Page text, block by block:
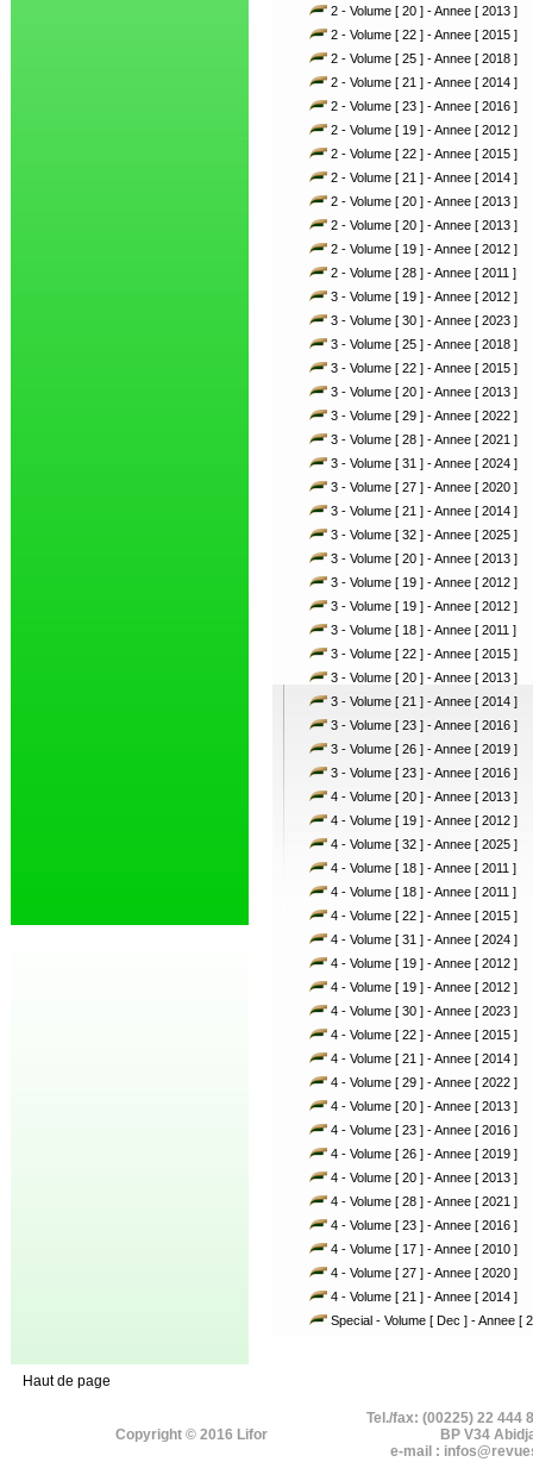
2 - Volume [ 20 ] - Annee [ 2013 ]
2 - Volume [ 22 ] - Annee [ 2015 ]
2 - Volume [ 25 ] - Annee [ 2018 ]
2 - Volume [ 21 ] - Annee [ 2014 ]
2 - Volume [ 23 ] - Annee [ 2016 ]
2 - Volume [ 19 ] - Annee [ 2012 ]
2 - Volume [ 22 ] - Annee [ 2015 ]
2 - Volume [ 21 ] - Annee [ 2014 ]
2 - Volume [ 20 ] - Annee [ 2013 ]
2 - Volume [ 20 ] - Annee [ 2013 ]
2 - Volume [ 19 ] - Annee [ 2012 ]
2 - Volume [ 28 ] - Annee [ 2011 ]
3 - Volume [ 19 ] - Annee [ 2012 ]
3 - Volume [ 30 ] - Annee [ 2023 ]
3 - Volume [ 25 ] - Annee [ 2018 ]
3 - Volume [ 22 ] - Annee [ 2015 ]
3 - Volume [ 20 ] - Annee [ 2013 ]
3 - Volume [ 29 ] - Annee [ 2022 ]
3 - Volume [ 28 ] - Annee [ 2021 ]
3 - Volume [ 31 ] - Annee [ 2024 ]
3 - Volume [ 27 ] - Annee [ 2020 ]
3 - Volume [ 21 ] - Annee [ 2014 ]
3 - Volume [ 32 ] - Annee [ 2025 ]
3 - Volume [ 20 ] - Annee [ 2013 ]
3 - Volume [ 19 ] - Annee [ 2012 ]
3 - Volume [ 19 ] - Annee [ 2012 ]
3 - Volume [ 18 ] - Annee [ 2011 ]
3 - Volume [ 22 ] - Annee [ 2015 ]
3 - Volume [ 20 ] - Annee [ 2013 ]
3 - Volume [ 21 ] - Annee [ 2014 ]
3 - Volume [ 23 ] - Annee [ 2016 ]
3 - Volume [ 26 ] - Annee [ 2019 ]
3 - Volume [ 23 ] - Annee [ 2016 ]
4 - Volume [ 20 ] - Annee [ 2013 ]
4 - Volume [ 19 ] - Annee [ 2012 ]
4 - Volume [ 32 ] - Annee [ 2025 ]
4 - Volume [ 18 ] - Annee [ 2011 ]
4 - Volume [ 18 ] - Annee [ 2011 ]
4 - Volume [ 22 ] - Annee [ 2015 ]
4 - Volume [ 31 ] - Annee [ 2024 ]
4 - Volume [ 19 ] - Annee [ 2012 ]
4 - Volume [ 19 ] - Annee [ 2012 ]
4 - Volume [ 30 ] - Annee [ 2023 ]
4 - Volume [ 22 ] - Annee [ 2015 ]
4 - Volume [ 21 ] - Annee [ 2014 ]
4 - Volume [ 29 ] - Annee [ 2022 ]
4 - Volume [ 20 ] - Annee [ 2013 ]
4 - Volume [ 23 ] - Annee [ 2016 ]
4 - Volume [ 26 ] - Annee [ 2019 ]
4 - Volume [ 20 ] - Annee [ 2013 ]
4 - Volume [ 28 ] - Annee [ 2021 ]
4 - Volume [ 23 ] - Annee [ 2016 ]
4 - Volume [ 17 ] - Annee [ 2010 ]
4 - Volume [ 27 ] - Annee [ 2020 ]
4 - Volume [ 21 ] - Annee [ 2014 ]
Special - Volume [ Dec ] - Annee [
Haut de page
Copyright © 2016 Lifor
Tel./fax: (00225) 22 444
BP V34
e-mail :